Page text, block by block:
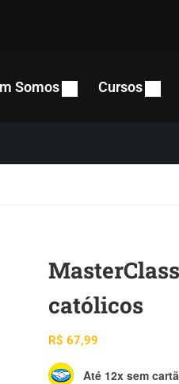
Somos Cursos
católicos
R$ 67,99
Até 12x sem